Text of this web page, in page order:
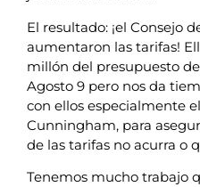
El resultado: ¡el Consejo
aumentaron las tarifas!
millón del presupuesto
Agosto 9 pero nos da
con ellos especialmente
Cunningham, para
de las tarifas no acurra o
Tenemos mucho trabajo